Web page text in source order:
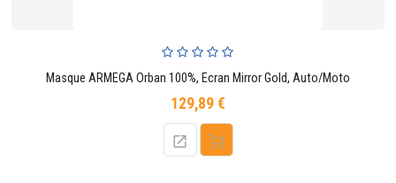
Masque ARMEGA Orban 100%, Ecran Mirror Gold, Auto/Moto
129,89 €